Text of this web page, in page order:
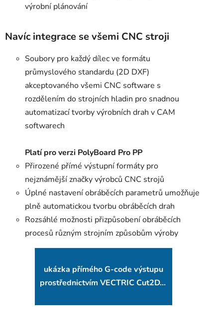
výrobní plánování
Navíc integrace se všemi CNC stroji
Soubory pro každý dílec ve formátu
průmyslového standardu (2D DXF)
akceptovaného všemi CNC software s
rozdělením do strojních hladin pro snadnou
automatizací tvorby výrobních drah v CAM
softwarech
Platí pro verzi PolyBoard Pro PP
Přirozené přímé výstupní formáty pro
nejznámější značky výrobců CNC strojů
Úplné nastavení obráběcích parametrů umožňuje
plně automatickou tvorbu obráběcích drah
Rozsáhlé možnosti přizpůsobení obráběcích
procesů různým strojním způsobům výroby
ukázka přímého G-code výstupu
prostřednictvím VECTRIC Cut2D...